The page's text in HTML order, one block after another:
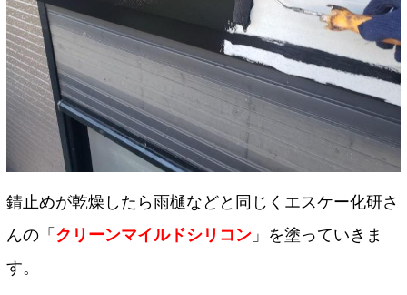
錆止めが乾燥したら雨樋などと同じくエスケー化研さ
んの「 クリーンマイルドシリコン 」を塗っていきま
す。